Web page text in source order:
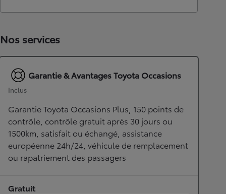
Nos services
Garantie & Avantages Toyota Occasions
Inclus
Garantie Toyota Occasions Plus, 150 points de
contrôle, contrôle gratuit après 30 jours ou
1500km, satisfait ou échangé, assistance
européenne 24h/24, véhicule de remplacement
ou rapatriement des passagers
Gratuit